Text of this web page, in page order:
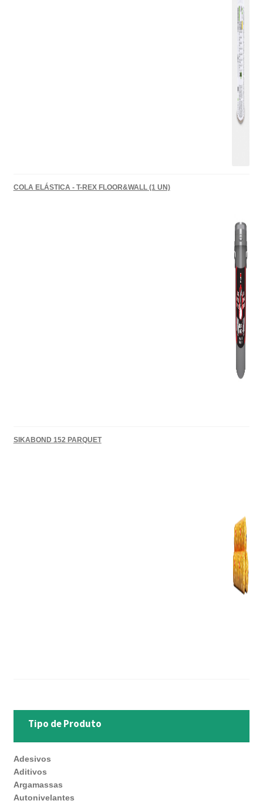
COLA ELÁSTICA - T-REX FLOOR&WALL (1 UN)
SIKABOND 152 PARQUET
Tipo de Produto
Adesivos
Aditivos
Argamassas
Autonivelantes